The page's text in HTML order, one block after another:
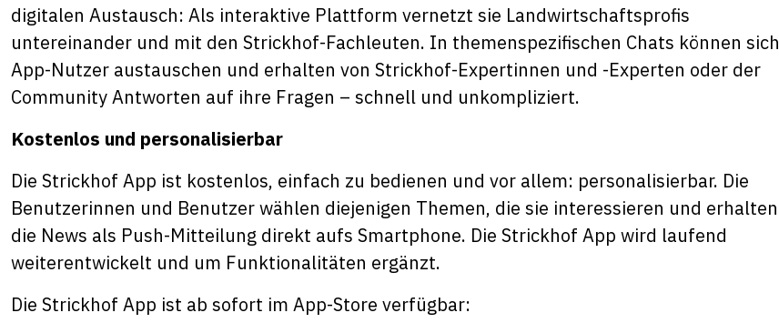
digitalen Austausch: Als interaktive Plattform vernetzt sie Landwirtschaftsprofis
untereinander und mit den Strickhof-Fachleuten. In themenspezifischen Chats können sich
App-Nutzer austauschen und erhalten von Strickhof-Expertinnen und -Experten oder der
Community Antworten auf ihre Fragen – schnell und unkompliziert.
Kostenlos und personalisierbar
Die Strickhof App ist kostenlos, einfach zu bedienen und vor allem: personalisierbar. Die
Benutzerinnen und Benutzer wählen diejenigen Themen, die sie interessieren und erhalten
die News als Push-Mitteilung direkt aufs Smartphone. Die Strickhof App wird laufend
weiterentwickelt und um Funktionalitäten ergänzt.
Die Strickhof App ist ab sofort im App-Store verfügbar: